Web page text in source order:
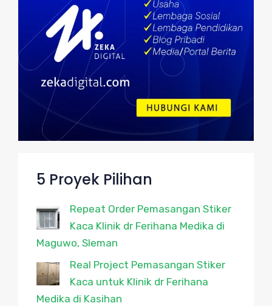
5 Proyek Pilihan
Repeat Order Pemasangan Stiker
Kaca Klinik dr Ferihana Medika di
Maguwo, Sleman
Real Project Pemasangan Stiker
Kaca untuk Klinik dr Ferihana
Medika di Kasihan